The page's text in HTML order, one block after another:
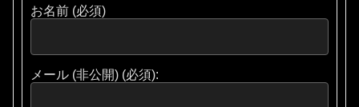
お名前 (必須)
メール (非公開) (必須):